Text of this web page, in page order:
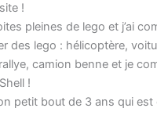
!
pleines de lego et j’ai
des lego : hélicoptère,
camion benne et je
!
petit bout de 3 ans qui